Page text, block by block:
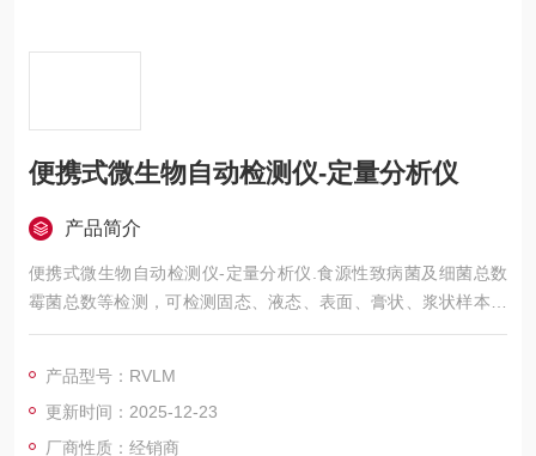
便携式微生物自动检测仪-定量分析仪
产品简介
便携式微生物自动检测仪-定量分析仪.食源性致病菌及细菌总数
霉菌总数等检测，可检测固态、液态、表面、膏状、浆状样本，
仪器检测原理：集合培养皿法、酶法（β-葡萄糖苷酸酶分析）、
产品型号：RVLM
更新时间：2025-12-23
厂商性质：经销商